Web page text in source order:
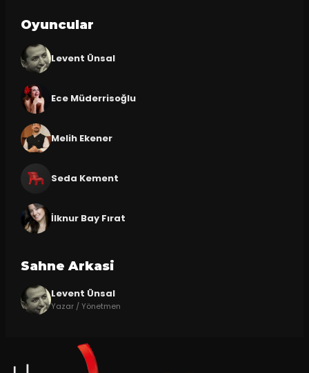
Oyuncular
Levent Ünsal
Ece Müderrisoğlu
Melih Ekener
Seda Kement
İlknur Bay Fırat
Sahne Arkasi
Levent Ünsal
Yazar / Yönetmen